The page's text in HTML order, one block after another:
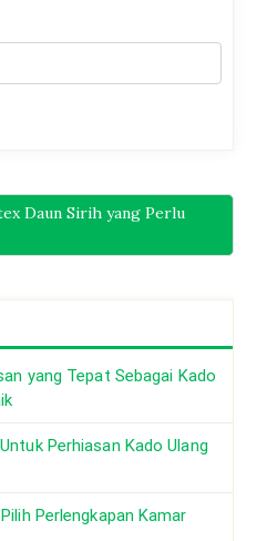
Daun Sirih yang Perlu
yang Tepat Sebagai Kado
Perhiasan Kado Ulang
Perlengkapan Kamar